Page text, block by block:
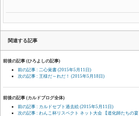
関連する記事
前後の記事 (ひろよしの記事)
前の記事 : 二心覚書 (2015年5月11日)
次の記事 : 王様だ～れだ！ (2015年5月18日)
前後の記事 (カルドブログ全体)
前の記事 : カルドセプト過去絵 (2015年5月11日)
次の記事 : わんこ杯リスペクト ネット大会 【道化師たちの